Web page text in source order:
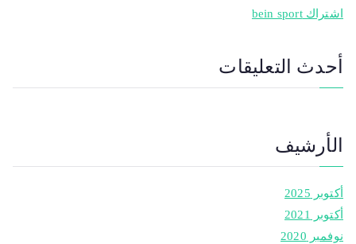
اشتراك bein sport
أحدث التعليقات
الأرشيف
أكتوبر 2025
أكتوبر 2021
نوفمبر 2020